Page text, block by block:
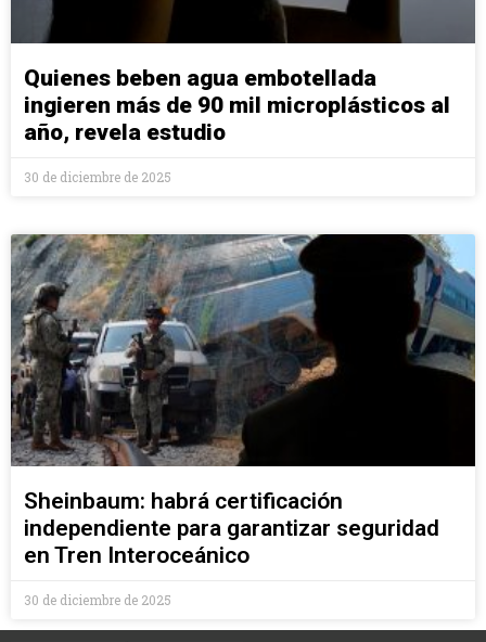
Quienes beben agua embotellada
ingieren más de 90 mil microplásticos al
año, revela estudio
30 de diciembre de 2025
Sheinbaum: habrá certificación
independiente para garantizar seguridad
en Tren Interoceánico
30 de diciembre de 2025